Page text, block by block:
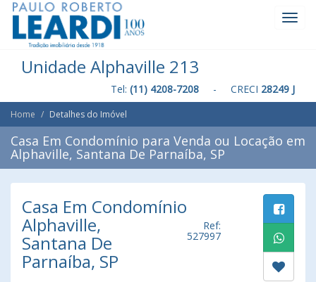
Unidade Alphaville 213
Tel: (11) 4208-7208 - CRECI 28249 J
Home Detalhes do Imóvel
Casa Em Condomínio para Venda ou Locação em
Alphaville, Santana De Parnaíba, SP
Casa Em Condomínio
Alphaville,
Santana De
Parnaíba, SP
Ref:
527997